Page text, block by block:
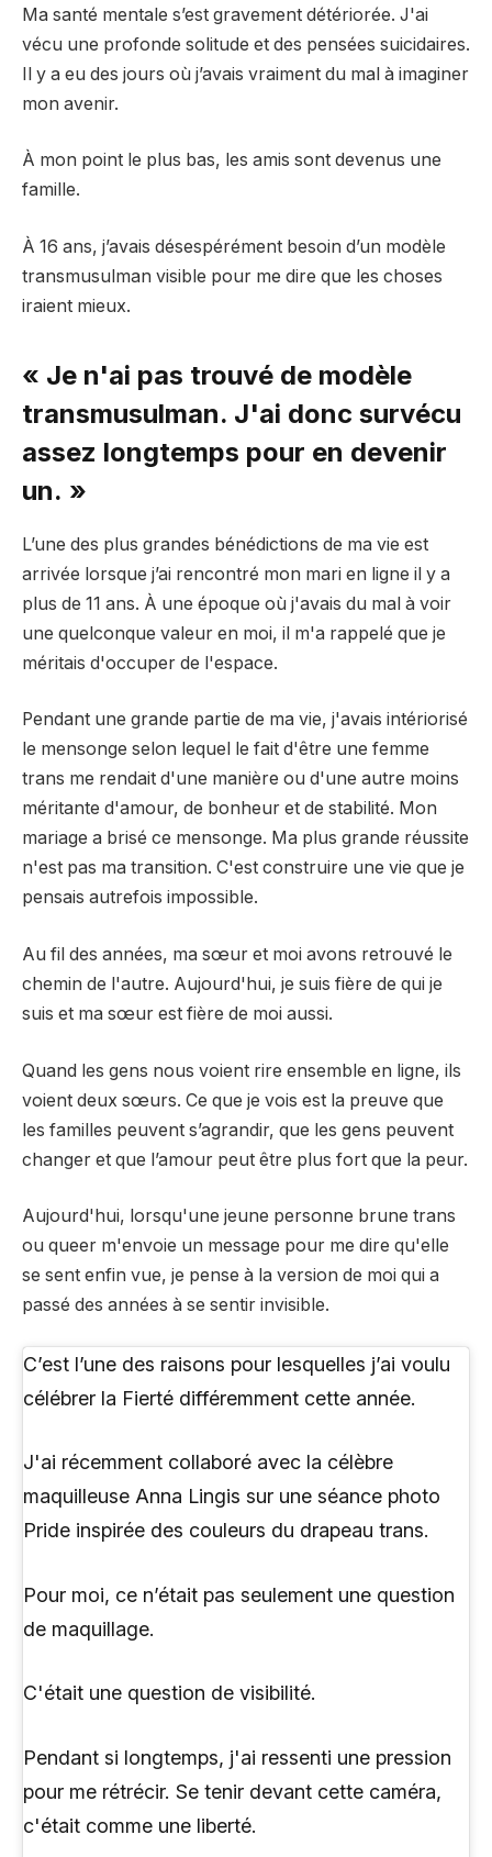
Ma santé mentale s’est gravement détériorée. J'ai
vécu une profonde solitude et des pensées suicidaires.
Il y a eu des jours où j’avais vraiment du mal à imaginer
mon avenir.
À mon point le plus bas, les amis sont devenus une
famille.
À 16 ans, j’avais désespérément besoin d’un modèle
transmusulman visible pour me dire que les choses
iraient mieux.
« Je n'ai pas trouvé de modèle
transmusulman. J'ai donc survécu
assez longtemps pour en devenir
un. »
L’une des plus grandes bénédictions de ma vie est
arrivée lorsque j’ai rencontré mon mari en ligne il y a
plus de 11 ans. À une époque où j'avais du mal à voir
une quelconque valeur en moi, il m'a rappelé que je
méritais d'occuper de l'espace.
Pendant une grande partie de ma vie, j'avais intériorisé
le mensonge selon lequel le fait d'être une femme
trans me rendait d'une manière ou d'une autre moins
méritante d'amour, de bonheur et de stabilité. Mon
mariage a brisé ce mensonge. Ma plus grande réussite
n'est pas ma transition. C'est construire une vie que je
pensais autrefois impossible.
Au fil des années, ma sœur et moi avons retrouvé le
chemin de l'autre. Aujourd'hui, je suis fière de qui je
suis et ma sœur est fière de moi aussi.
Quand les gens nous voient rire ensemble en ligne, ils
voient deux sœurs. Ce que je vois est la preuve que
les familles peuvent s’agrandir, que les gens peuvent
changer et que l’amour peut être plus fort que la peur.
Aujourd'hui, lorsqu'une jeune personne brune trans
ou queer m'envoie un message pour me dire qu'elle
se sent enfin vue, je pense à la version de moi qui a
passé des années à se sentir invisible.
C’est l’une des raisons pour lesquelles j’ai voulu
célébrer la Fierté différemment cette année.
J'ai récemment collaboré avec la célèbre
maquilleuse Anna Lingis sur une séance photo
Pride inspirée des couleurs du drapeau trans.
Pour moi, ce n’était pas seulement une question
de maquillage.
C'était une question de visibilité.
Pendant si longtemps, j'ai ressenti une pression
pour me rétrécir. Se tenir devant cette caméra,
c'était comme une liberté.